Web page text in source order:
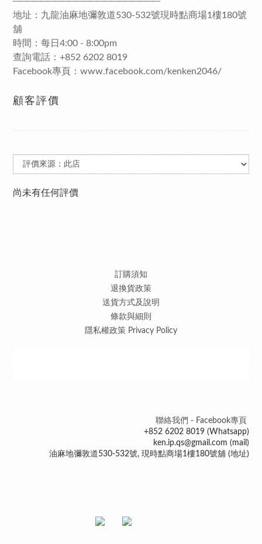
地址：九龍油麻地彌敦道530-532號現時點商場1樓180號
舖
時間：每日4:00 - 8:00pm
查詢電話：+852 6202 8019
Facebook專頁：www.facebook.com/kenken2046/
顧客評價
尚未有任何評價
訂購須知
退換貨政策
送貨方式及說明
條款與細則
隱私權政策 Privacy Policy
聯絡我們 - Facebook專頁
+852 6202 8019 (Whatsapp)
ken.ip.qs@gmail.com (mail)
油麻地彌敦道530-532號, 現時點商場1樓180號舖 (地址)